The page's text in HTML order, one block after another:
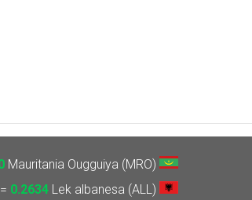
Mauritania Ougguiya (MRO)
0.2634Lek albanesa (ALL)